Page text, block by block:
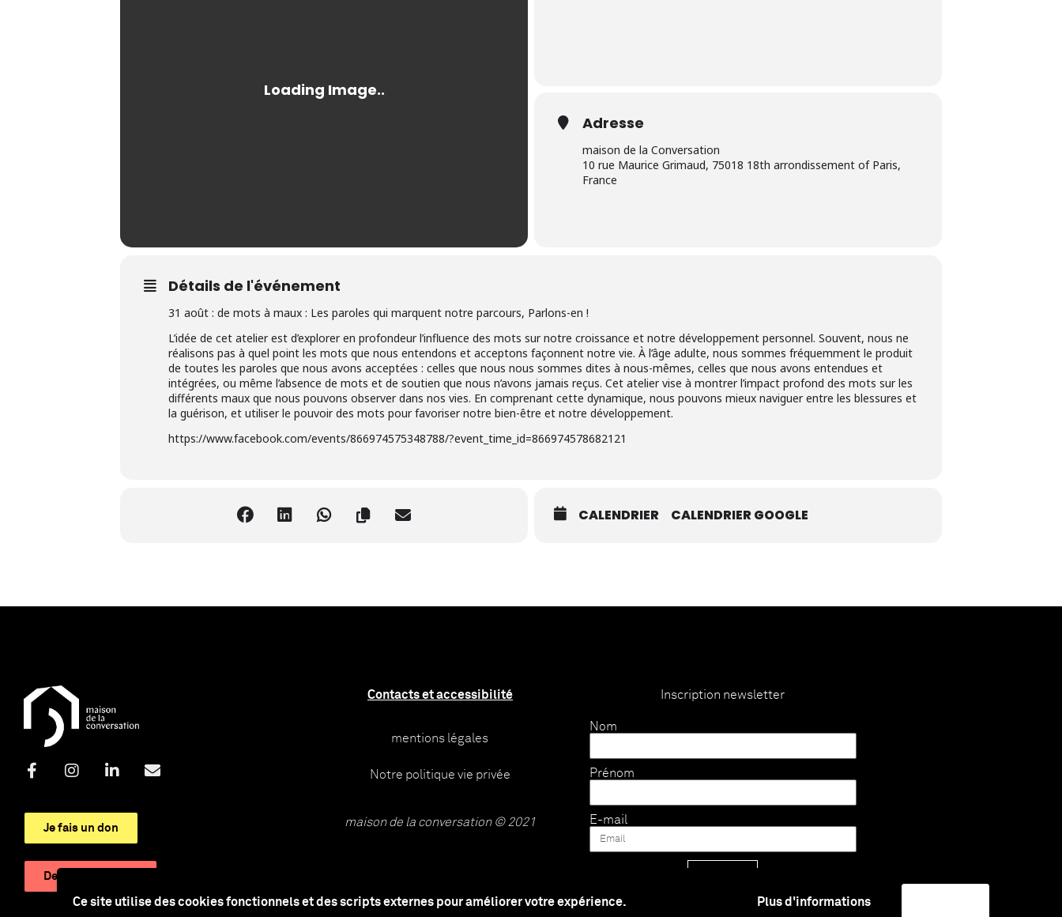
Ce site utilise des cookies fonctionnels et des scripts externes pour améliorer votre expérience. Plus d'informations
Adresse
maison de la Conversation
10 rue Maurice Grimaud, 75018 18th arrondissement of Paris,
France
Détails de l'événement
31 août : de mots à maux : Les paroles qui marquent notre parcours, Parlons-en !
L’idée de cet atelier est d’explorer en profondeur l’influence des mots sur notre croissance et notre développement personnel. Souvent, nous ne
réalisons pas à quel point les mots que nous entendons et acceptons façonnent notre vie. À l’âge adulte, nous sommes fréquemment le produit
de toutes les paroles que nous avons acceptées : celles que nous nous sommes dites à nous-mêmes, celles que nous avons entendues et
intégrées, ou même l’absence de mots et de soutien que nous n’avons jamais reçus. Cet atelier vise à montrer l’impact profond des mots sur les
différents maux que nous pouvons observer dans nos vies. En comprenant cette dynamique, nous pouvons mieux naviguer entre les blessures et
la guérison, et utiliser le pouvoir des mots pour favoriser notre bien-être et notre développement.
https://www.facebook.com/events/866974575348788/?event_time_id=866974578682121
CALENDRIER CALENDRIER GOOGLE
Je fais un don
Devenir adhérent
Contacts et accessibilité
mentions légales
Notre politique vie privée
maison de la conversation © 2021
Inscription newsletter
Nom
Prénom
E-mail